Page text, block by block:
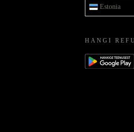
Estonia
HANGI